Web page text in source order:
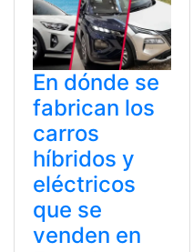
En dónde se
fabrican los
carros
híbridos y
eléctricos
que se
venden en